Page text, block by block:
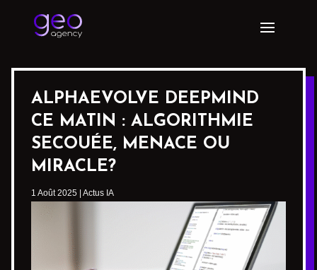
ALPHAEVOLVE DEEPMIND
CE MATIN : ALGORITHMIE
SECOUÉE, MENACE OU
MIRACLE?
1 Août 2025 Actus IA